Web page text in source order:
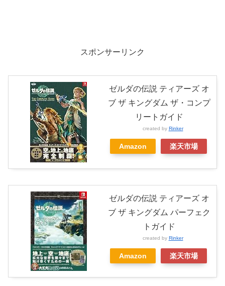
スポンサーリンク
ゼルダの伝説 ティアーズ オ
ブ ザ キングダム ザ・コンプ
リートガイド
created by Rinker
Amazon 楽天市場
ゼルダの伝説 ティアーズ オ
ブ ザ キングダム パーフェク
トガイド
created by Rinker
Amazon 楽天市場